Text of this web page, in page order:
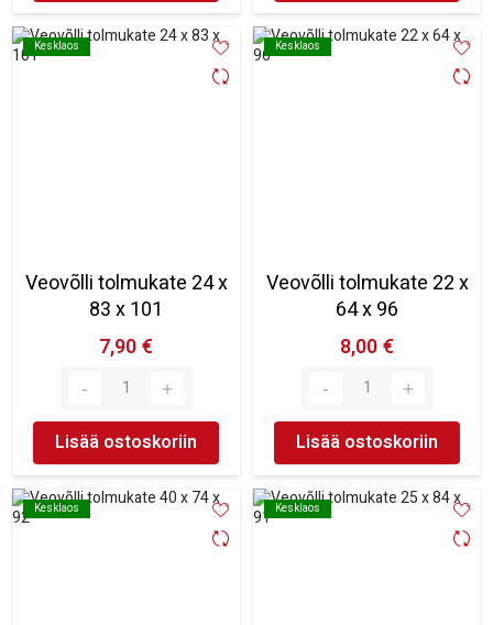
Kesklaos
Kesklaos
Veovõlli tolmukate 24 x
83 x 101
7,90 €
Lisää ostoskoriin
Kesklaos
Kesklaos
Veovõlli tolmukate 22 x
64 x 96
8,00 €
Lisää ostoskoriin
Kesklaos
Kesklaos Kesklaos
Kesklaos